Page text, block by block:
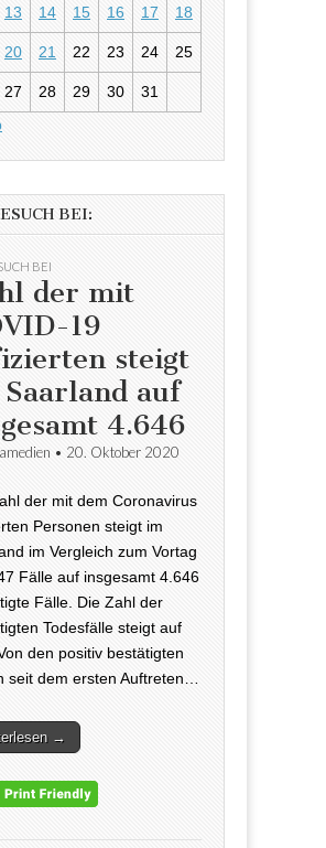
13 14 15 16 17 18
20 21 22 23 24 25
27 28 29 30
31
BEI:
BEI
der mit
19
steigt
auf
4.646
• 20. Oktober 2020
der mit dem Coronavirus
Personen steigt im
im Vergleich zum Vortag
Fälle auf insgesamt 4.646
Fälle. Die Zahl der
Todesfälle steigt auf
den positiv bestätigten
seit dem ersten Auftreten…
→